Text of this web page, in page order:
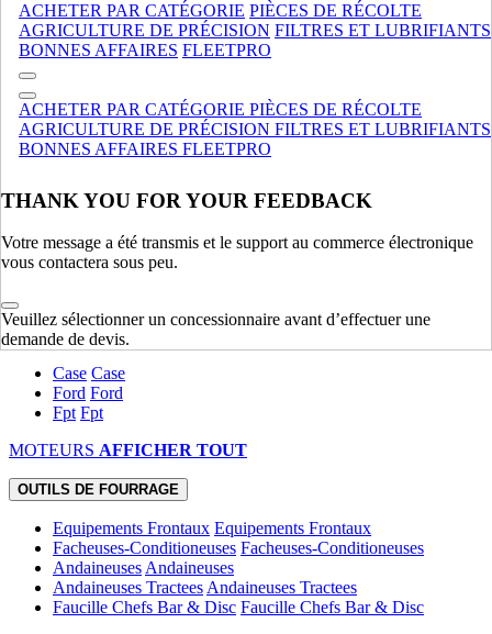
ACHETER PAR CATÉGORIE PIÈCES DE RÉCOLTE
AGRICULTURE DE PRÉCISION FILTRES ET LUBRIFIANTS
BONNES AFFAIRES FLEETPRO
ACHETER PAR CATÉGORIE PIÈCES DE RÉCOLTE
AGRICULTURE DE PRÉCISION FILTRES ET LUBRIFIANTS
BONNES AFFAIRES FLEETPRO
THANK YOU FOR YOUR FEEDBACK
Votre message a été transmis et le support au commerce électronique
vous contactera sous peu.
Veuillez sélectionner un concessionnaire avant d’effectuer une
demande de devis.
Utility Utility
AccessoiresAccessoires
Compact Compact
Specialise Specialise
Commercial, Espace Vert Et Motoculture Tracteurs Tondeuses
Commercial, Espace Vert Et Motoculture Tracteurs Tondeuses
MOTEURS
Unites De Puissance Unites De Puissance
Ism Ism
Case Case
Ford Ford
Fpt Fpt
MOTEURS AFFICHER TOUT
OUTILS DE FOURRAGE
Equipements Frontaux Equipements Frontaux
Facheuses-Conditioneuses Facheuses-Conditioneuses
Andaineuses Andaineuses
Andaineuses Tractees Andaineuses Tractees
Faucille Chefs Bar & Disc Faucille Chefs Bar & Disc